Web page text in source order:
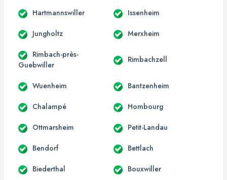
Hartmannswiller Issenheim
Jungholtz Merxheim
Rimbach-près-
Guebwiller
Rimbachzell
Wuenheim Bantzenheim
Chalampé Hombourg
Ottmarsheim Petit-Landau
Bendorf Bettlach
Biederthal Bouxwiller